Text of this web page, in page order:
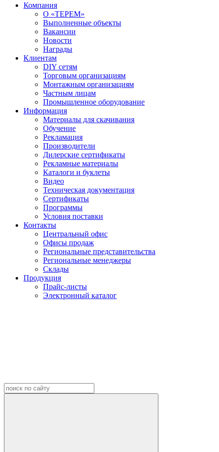
Компания
О «ТЕРЕМ»
Выполненные объекты
Вакансии
Новости
Награды
Клиентам
DIY сетям
Торговым организациям
Монтажным организациям
Частным лицам
Промышленное оборудование
Информация
Материалы для скачивания
Обучение
Рекламация
Производители
Дилерские сертификаты
Рекламные материалы
Каталоги и буклеты
Видео
Техническая документация
Сертификаты
Программы
Условия поставки
Контакты
Центральный офис
Офисы продаж
Региональные представительства
Региональные менеджеры
Склады
Продукция
Прайс-листы
Электронный каталог